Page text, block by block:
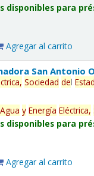
disponibles para
Agregar al carrito
San Antonio
Sociedad del
Agua y Energía Eléctrica,
disponibles para
Agregar al carrito